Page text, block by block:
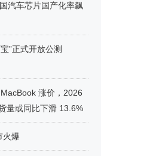
汽车芯片国产化率飙
”正式开放公测
涨价，2026
量或同比下滑 13.6%
火爆